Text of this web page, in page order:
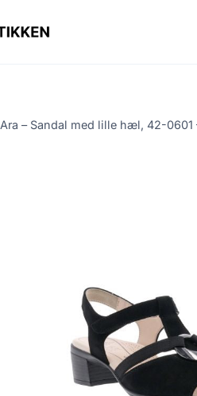
Ara – Sandal med lille hæl, 42-0601